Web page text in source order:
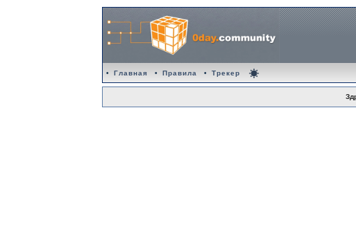
• Главная • Правила • Трекер